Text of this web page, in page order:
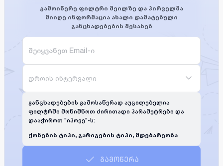
გამოიწერე ფილტრი მეილზე და პირველმა
მიიღე ინფორმაცია ახალი დამატებული
განცხადებების შესახებ
დროის ინტერვალი
განცხადებების გამოსაწერად აუცილებელია
ფილტრში მონიშნოთ ძირითადი პარამეტრები და
დააჭიროთ "იპოვე"-ს:
ქონების ტიპი, გარიგების ტიპი, მდებარეობა
გამოწერა